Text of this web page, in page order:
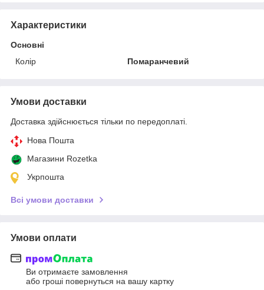
Характеристики
Основні
Колір
Помаранчевий
Умови доставки
Доставка здійснюється тільки по передоплаті.
Нова Пошта
Магазини Rozetka
Укрпошта
Всі умови доставки
Умови оплати
Ви отримаєте замовлення
або гроші повернуться на вашу картку